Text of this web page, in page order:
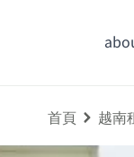
首頁 越南